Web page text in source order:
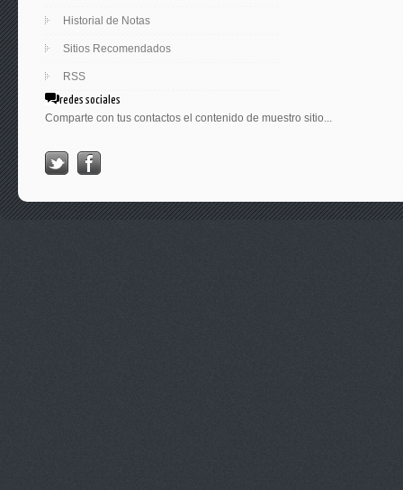
Historial de Notas
Sitios Recomendados
RSS
redes sociales
Comparte con tus contactos el contenido de muestro sitio...